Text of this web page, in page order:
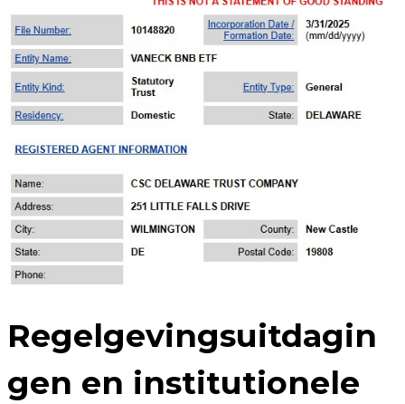
Regelgevingsuitdagin
gen en institutionele